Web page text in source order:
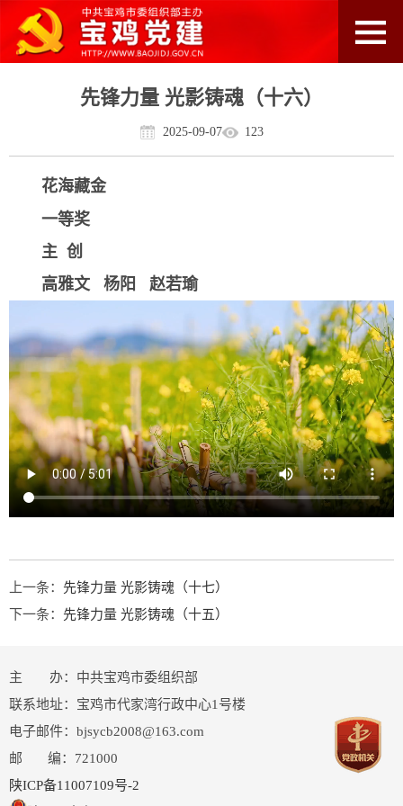
先锋力量 光影铸魂（十六）
2025-09-07 123
花海藏金
一等奖
主 创
高雅文 杨阳 赵若瑜
上一条： 先锋力量 光影铸魂（十七）
下一条： 先锋力量 光影铸魂（十五）
主 办：中共宝鸡市委组织部
联系地址：宝鸡市代家湾行政中心1号楼
电子邮件：bjsycb2008@163.com
邮 编：721000
陕ICP备11007109号-2